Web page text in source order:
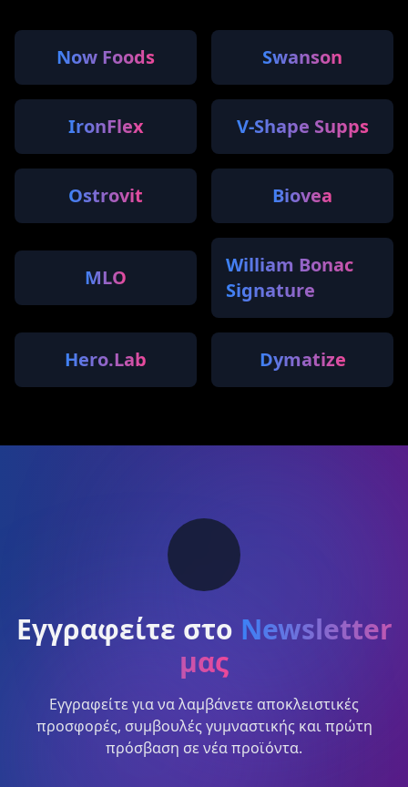
Now Foods Swanson
IronFlex V-Shape Supps
Ostrovit Biovea
MLO
William Bonac
Signature
Hero.Lab Dymatize
Εγγραφείτε στο Newsletter
μας
Εγγραφείτε για να λαμβάνετε αποκλειστικές
προσφορές, συμβουλές γυμναστικής και πρώτη
πρόσβαση σε νέα προϊόντα.